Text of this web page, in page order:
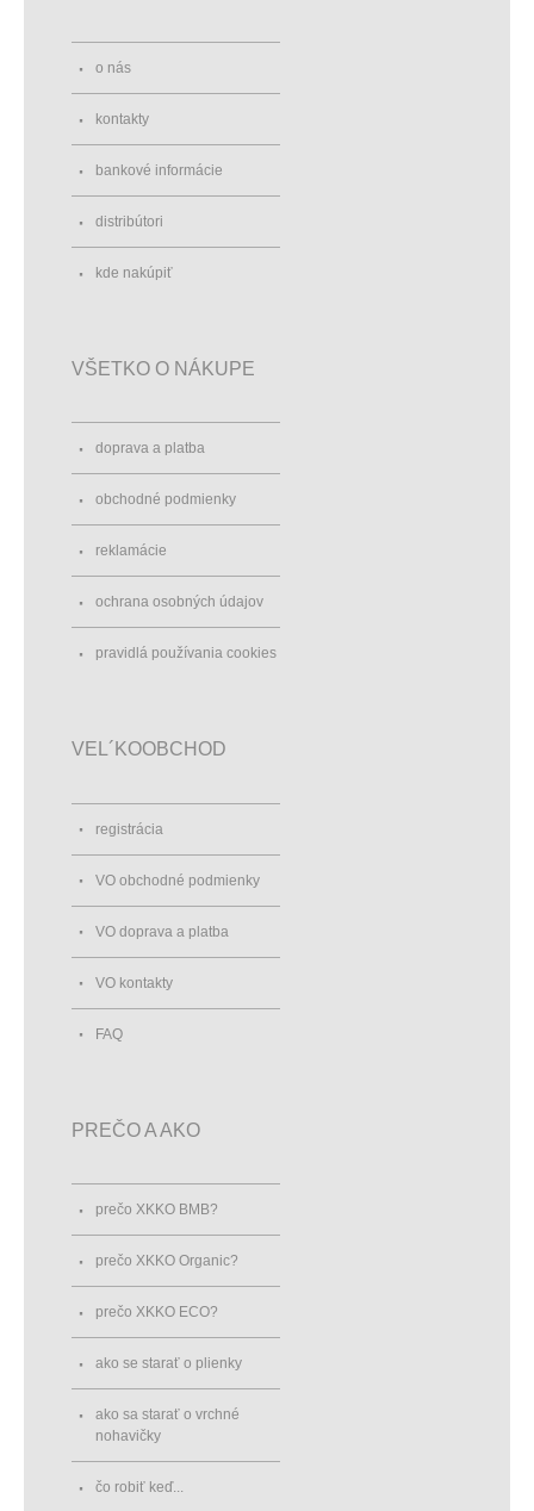
o nás
kontakty
bankové informácie
distribútori
kde nakúpiť
VŠETKO O NÁKUPE
doprava a platba
obchodné podmienky
reklamácie
ochrana osobných údajov
pravidlá používania cookies
VEL´KOOBCHOD
registrácia
VO obchodné podmienky
VO doprava a platba
VO kontakty
FAQ
PREČO A AKO
prečo XKKO BMB?
prečo XKKO Organic?
prečo XKKO ECO?
ako se starať o plienky
ako sa starať o vrchné
nohavičky
čo robiť keď...